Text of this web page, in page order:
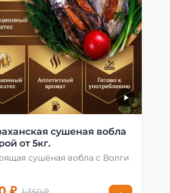
сушеная вобла
от 5кг.
сушёная вобла с Волги